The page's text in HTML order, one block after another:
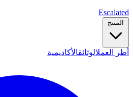
Escalated
المنتج
أطر العملالوثائقالأكاديمية